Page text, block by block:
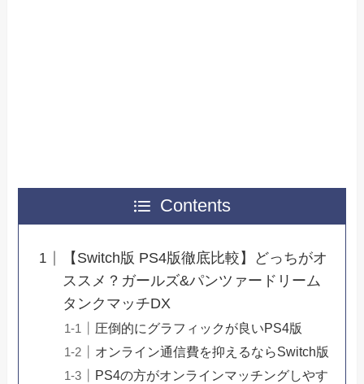
Contents
【Switch版 PS4版徹底比較】どっちがオ
ススメ？ガールズ&パンツァードリーム
タンクマッチDX
圧倒的にグラフィックが良いPS4版
オンライン通信費を抑えるならSwitch版
PS4の方がオンラインマッチングしやす